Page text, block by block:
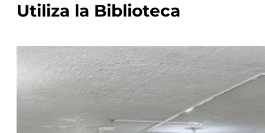
Utiliza la Biblioteca